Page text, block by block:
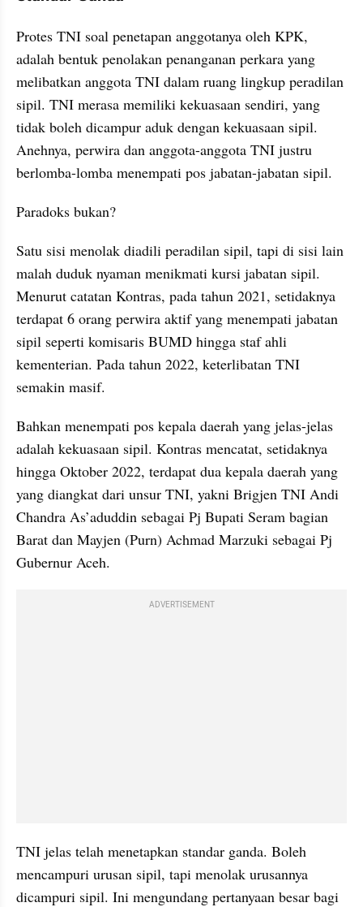
Protes TNI soal penetapan anggotanya oleh KPK,
adalah bentuk penolakan penanganan perkara yang
melibatkan anggota TNI dalam ruang lingkup peradilan
sipil. TNI merasa memiliki kekuasaan sendiri, yang
tidak boleh dicampur aduk dengan kekuasaan sipil.
Anehnya, perwira dan anggota-anggota TNI justru
berlomba-lomba menempati pos jabatan-jabatan sipil.
Paradoks bukan?
Satu sisi menolak diadili peradilan sipil, tapi di sisi lain
malah duduk nyaman menikmati kursi jabatan sipil.
Menurut catatan Kontras, pada tahun 2021, setidaknya
terdapat 6 orang perwira aktif yang menempati jabatan
sipil seperti komisaris BUMD hingga staf ahli
kementerian. Pada tahun 2022, keterlibatan TNI
semakin masif.
Bahkan menempati pos kepala daerah yang jelas-jelas
adalah kekuasaan sipil. Kontras mencatat, setidaknya
hingga Oktober 2022, terdapat dua kepala daerah yang
yang diangkat dari unsur TNI, yakni Brigjen TNI Andi
Chandra As’aduddin sebagai Pj Bupati Seram bagian
Barat dan Mayjen (Purn) Achmad Marzuki sebagai Pj
Gubernur Aceh.
ADVERTISEMENT
TNI jelas telah menetapkan standar ganda. Boleh
mencampuri urusan sipil, tapi menolak urusannya
dicampuri sipil. Ini mengundang pertanyaan besar bagi